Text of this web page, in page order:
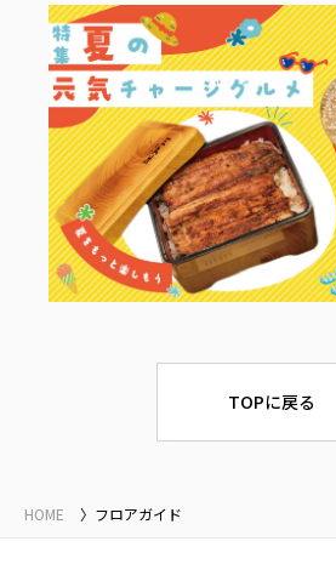
TOPに戻る
HOME フロアガイド